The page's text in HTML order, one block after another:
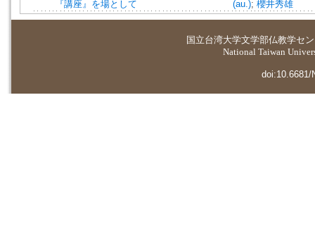
『講座』を場として
(au.); 櫻井秀雄
国立台湾大学文学部仏教学セ
National Taiwan
doi:10.6681/